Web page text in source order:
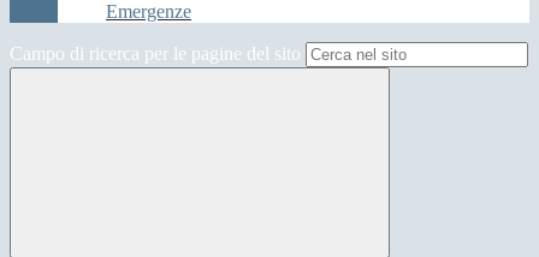
Emergenze
Campo di ricerca per le pagine del sito